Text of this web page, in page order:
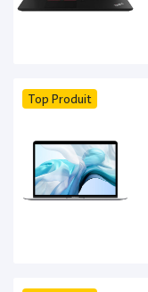
Top Produit